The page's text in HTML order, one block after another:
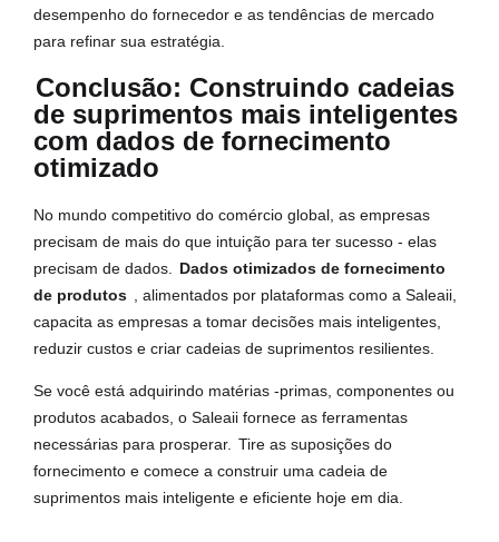
desempenho do fornecedor e as tendências de mercado
para refinar sua estratégia.
Conclusão: Construindo cadeias
de suprimentos mais inteligentes
com dados de fornecimento
otimizado
No mundo competitivo do comércio global, as empresas
precisam de mais do que intuição para ter sucesso - elas
precisam de dados. Dados otimizados de fornecimento
de produtos , alimentados por plataformas como a Saleaii,
capacita as empresas a tomar decisões mais inteligentes,
reduzir custos e criar cadeias de suprimentos resilientes.
Se você está adquirindo matérias -primas, componentes ou
produtos acabados, o Saleaii fornece as ferramentas
necessárias para prosperar. Tire as suposições do
fornecimento e comece a construir uma cadeia de
suprimentos mais inteligente e eficiente hoje em dia.